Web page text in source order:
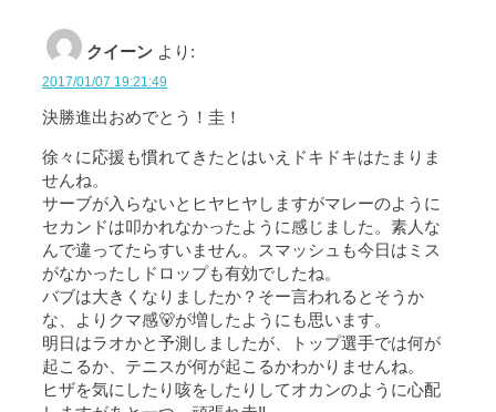
クイーン より:
2017/01/07 19:21:49
決勝進出おめでとう！圭！
徐々に応援も慣れてきたとはいえドキドキはたまりま
せんね。
サーブが入らないとヒヤヒヤしますがマレーのように
セカンドは叩かれなかったように感じました。素人な
んで違ってたらすいません。スマッシュも今日はミス
がなかったしドロップも有効でしたね。
バブは大きくなりましたか？そー言われるとそうか
な、よりクマ感🐻が増したようにも思います。
明日はラオかと予測しましたが、トップ選手では何が
起こるか、テニスが何が起こるかわかりませんね。
ヒザを気にしたり咳をしたりしてオカンのように心配